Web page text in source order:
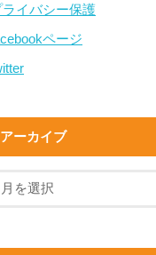
ライバシー保護
ページ
アーカイブ